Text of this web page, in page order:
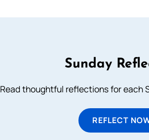
Sunday
Read thoughtful reflections for each
REFLECT